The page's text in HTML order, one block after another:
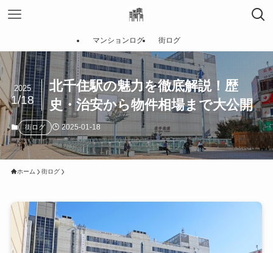
マンションログ 街ログ
北千住駅の魅力を徹底解説！歴
史・治安から物件相場まで大公開
2025
1/18
街ログ 2025-01-18
ホーム 街ログ